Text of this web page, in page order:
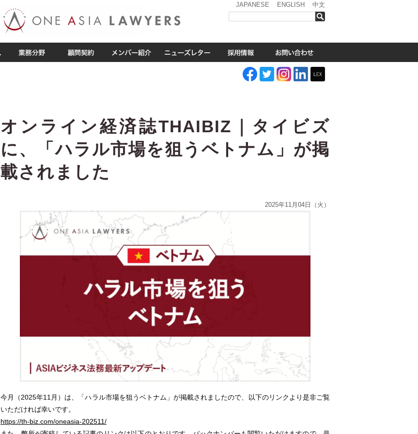
JAPANESE ENGLISH 中文
オンライン経済誌THAIBIZ｜タイビズ
に、「ハラル市場を狙うベトナム」が掲
載されました
2025年11月04日（火）
今月（2025年11月）は、「ハラル市場を狙うベトナム」が掲載されましたので、以下のリンクより是非ご覧
いただければ幸いです。
https://th-biz.com/oneasia-202511/